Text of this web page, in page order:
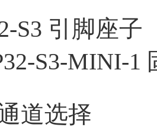
S3 引脚座子
S3-MINI-1
道选择